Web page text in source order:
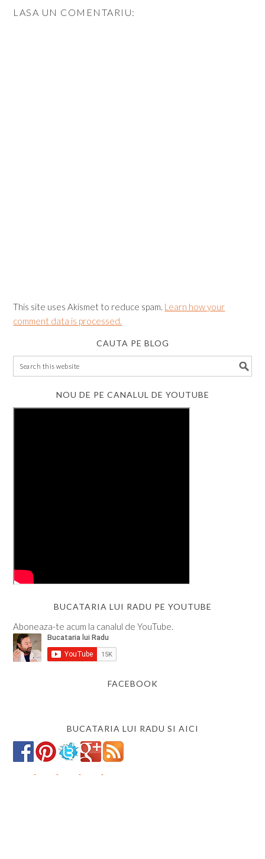
LASA UN COMENTARIU:
This site uses Akismet to reduce spam. Learn how your
comment data is processed.
CAUTA PE BLOG
NOU DE PE CANALUL DE YOUTUBE
BUCATARIA LUI RADU PE YOUTUBE
Aboneaza-te acum la canalul de YouTube.
FACEBOOK
BUCATARIA LUI RADU SI AICI